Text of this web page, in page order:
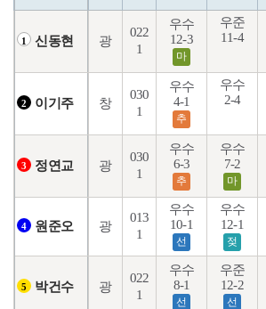
1 신동현 광
022
1
우수
12-3
마
우준
11-4
2 이기주 창
030
1
우수
4-1
추
우수
2-4
3 정연교 광
030
1
우수
6-3
추
우수
7-2
마
4 원준오 광
013
1
우수
10-1
선
우수
12-1
젖
5 박건수 광
022
1
우수
8-1
선
우준
12-2
선